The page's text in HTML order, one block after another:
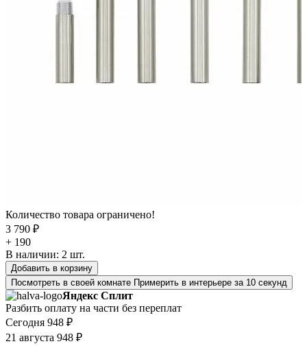
Количество товара ограничено!
3 790 ₽
+ 190
В наличии: 2 шт.
Добавить в корзину
Посмотреть в своей комнате Примерить в интерьере за 10 секунд
Яндекс Сплит
Разбить оплату на части без переплат
Сегодня 948 ₽
21 августа 948 ₽